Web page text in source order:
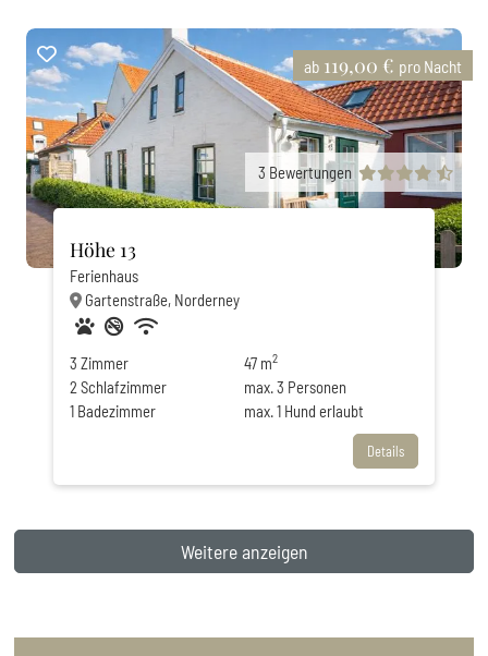
ab 119,00 € pro Nacht
3 Bewertungen
Höhe 13
Ferienhaus
Gartenstraße, Norderney
Haustiere erlaubt
Nichtraucher
Privatparkplatz
WLAN
3 Zimmer
2 Schlafzimmer
1 Badezimmer
47 m2
max. 3 Personen
max. 1 Hund erlaubt
Details
Weitere anzeigen